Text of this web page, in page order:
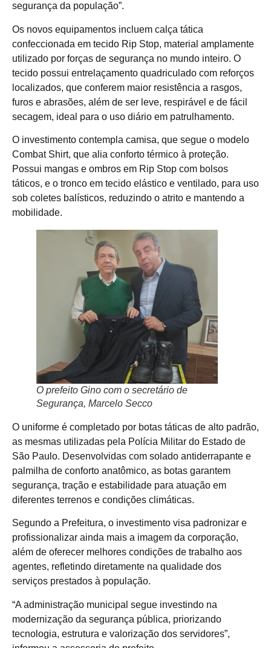
segurança da população”.
Os novos equipamentos incluem calça tática
confeccionada em tecido Rip Stop, material amplamente
utilizado por forças de segurança no mundo inteiro. O
tecido possui entrelaçamento quadriculado com reforços
localizados, que conferem maior resistência a rasgos,
furos e abrasões, além de ser leve, respirável e de fácil
secagem, ideal para o uso diário em patrulhamento.
O investimento contempla camisa, que segue o modelo
Combat Shirt, que alia conforto térmico à proteção.
Possui mangas e ombros em Rip Stop com bolsos
táticos, e o tronco em tecido elástico e ventilado, para uso
sob coletes balísticos, reduzindo o atrito e mantendo a
mobilidade.
O prefeito Gino com o secretário de
Segurança, Marcelo Secco
O uniforme é completado por botas táticas de alto padrão,
as mesmas utilizadas pela Polícia Militar do Estado de
São Paulo. Desenvolvidas com solado antiderrapante e
palmilha de conforto anatômico, as botas garantem
segurança, tração e estabilidade para atuação em
diferentes terrenos e condições climáticas.
Segundo a Prefeitura, o investimento visa padronizar e
profissionalizar ainda mais a imagem da corporação,
além de oferecer melhores condições de trabalho aos
agentes, refletindo diretamente na qualidade dos
serviços prestados à população.
“A administração municipal segue investindo na
modernização da segurança pública, priorizando
tecnologia, estrutura e valorização dos servidores”,